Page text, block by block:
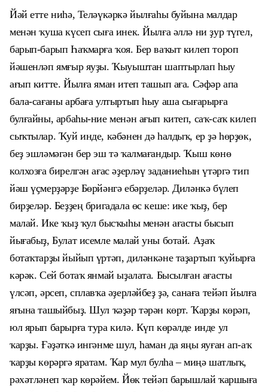
Йәй етте ниһә, Теләүкәркә йылғаһы буйына малдар
менән ҡуша күсеп сыға инек. Йылға әллә ни ҙур түгел,
барып-барып Һаҡмарға ҡоя. Бер ваҡыт килеп тороп
йәшенләп ямғыр яуҙы. Ҡыуыштан шаптырлап һыу
ағып китте. Йылға яман итеп ташып аға. Сәфәр апа
бала-сағаны арбаға ултыртып һыу аша сығарырға
булғайны, арбаһы-ние менән ағып китеп, саҡ-саҡ килеп
сыҡтылар. Ҡуй инде, кәбәнен дә һалдыҡ, ер ҙә һөрҙөк,
беҙ эшләмәгән бер эш тә ҡалмағандыр. Ҡыш көнө
колхозға бирелгән ағас әҙерләү заданиеһын үтәргә тип
йәш үҫмерҙәрҙе Бөрйәнгә ебәрҙеләр. Диләнкә бүлеп
бирҙеләр. Беҙҙең бригадала өс кеше: ике ҡыҙ, бер
малай. Ике ҡыҙ ҡул бысҡыһы менән ағасты бысып
йығабыҙ, Булат исемле малай уны ботай. Аҙаҡ
ботаҡтарҙы йыйып үртәп, диләнкәне таҙартып ҡуйырға
кәрәк. Сей ботаҡ янмай ыҙалата. Бысылған ағасты
үлсәп, әрсеп, сплавҡа әҙерләйбеҙ ҙә, санаға тейәп йылға
яғына ташыйбыҙ. Шул ҡәҙәр тәрән көрт. Ҡарҙы көрәп,
юл ярып барырға тура килә. Күп көрәлде инде ул
ҡарҙы. Ғәҙәткә ингәнме шул, һаман да яңы яуған ап-аҡ
ҡарҙы көрәргә яратам. Ҡар мул булһа – миңә шатлыҡ,
рәхәтләнеп ҡар көрәйем. Йөк тейәп барышлай ҡаршыға